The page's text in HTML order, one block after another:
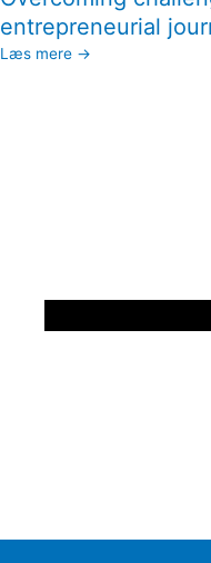
entrepreneurial
Læs mere →